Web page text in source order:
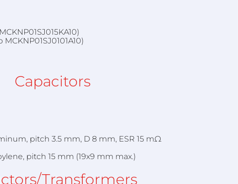
Capacitors
pitch 3.5 mm, D 8 mm, ESR 15 mΩ
pitch 15 mm (19x9 mm max.)
Transformers